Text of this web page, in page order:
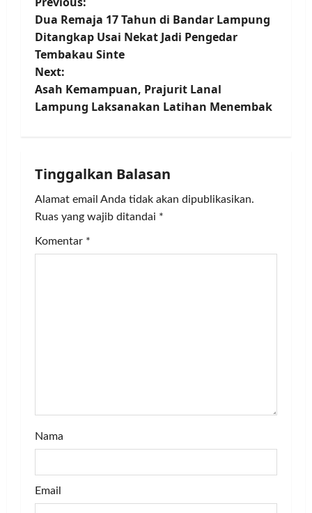
P
o
s
t
v
i
g
Dua Remaja 17 Tahun di Bandar Lampung
Ditangkap Usai Nekat Jadi Pengedar
Tembakau Sinte
Next:
Asah Kemampuan, Prajurit Lanal
Lampung Laksanakan Latihan Menembak
Tinggalkan Balasan
Alamat email Anda tidak akan dipublikasikan.
Ruas yang wajib ditandai *
Komentar *
Nama
Email